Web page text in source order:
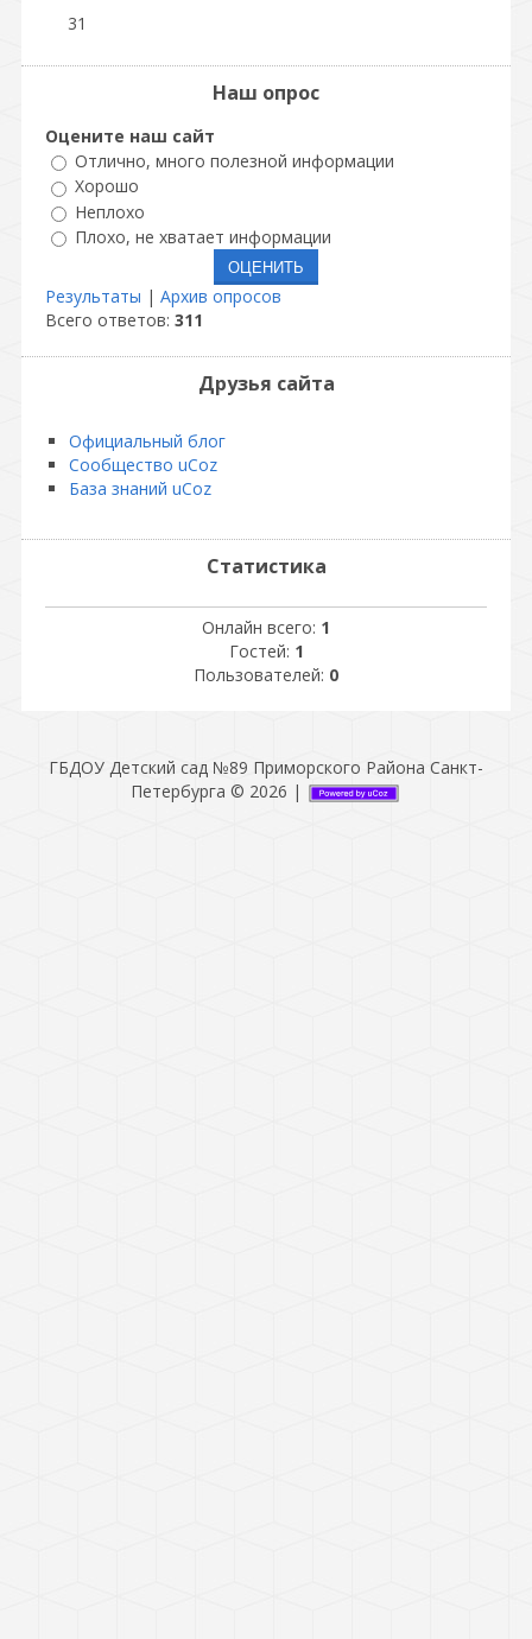
31
Наш опрос
Оцените наш сайт
Отлично, много полезной информации
Хорошо
Неплохо
Плохо, не хватает информации
Результаты | Архив опросов
Всего ответов: 311
Друзья сайта
Официальный блог
Сообщество uCoz
База знаний uCoz
Статистика
Онлайн всего: 1
Гостей: 1
Пользователей: 0
ГБДОУ Детский сад №89 Приморского Района Санкт-
Петербурга © 2026 |